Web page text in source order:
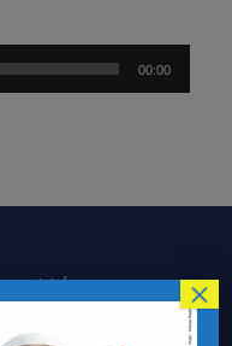
00:00
et Léon
×